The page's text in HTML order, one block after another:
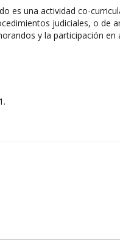
es una actividad co-
judiciales, o de
y la participación en